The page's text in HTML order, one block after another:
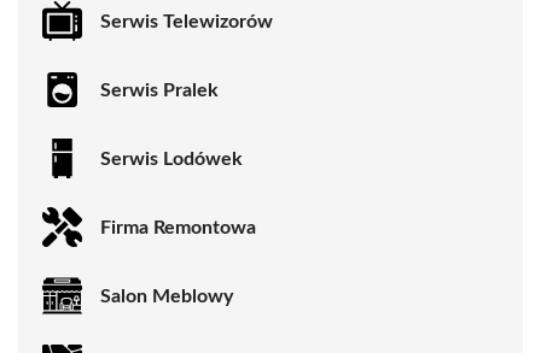
Serwis Telewizorów
Serwis Pralek
Serwis Lodówek
Firma Remontowa
Salon Meblowy